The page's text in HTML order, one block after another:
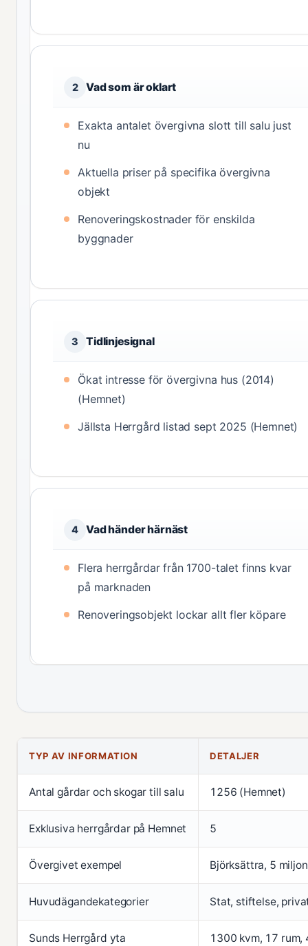
2 Vad som är oklart
Exakta antalet övergivna slott till salu just
nu
Aktuella priser på specifika övergivna
objekt
Renoveringskostnader för enskilda
byggnader
3 Tidlinjesignal
Ökat intresse för övergivna hus (2014)
(Hemnet)
Jällsta Herrgård listad sept 2025 (Hemnet)
4 Vad händer härnäst
Flera herrgårdar från 1700-talet finns kvar
på marknaden
Renoveringsobjekt lockar allt fler köpare
TYP AV INFORMATION DETALJER
Antal gårdar och skogar till salu 1256 (Hemnet)
Exklusiva herrgårdar på Hemnet 5
Övergivet exempel Björksättra, 5
Huvudägandekategorier Stat, stiftelse,
Sunds Herrgård yta 1300 kvm, 17 rum,